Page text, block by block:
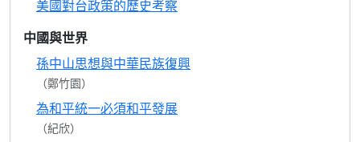
美國對台政策的歷史考察
中國與世界
孫中山思想與中華民族復興
（鄭竹園）
為和平統一必須和平發展
（紀欣）